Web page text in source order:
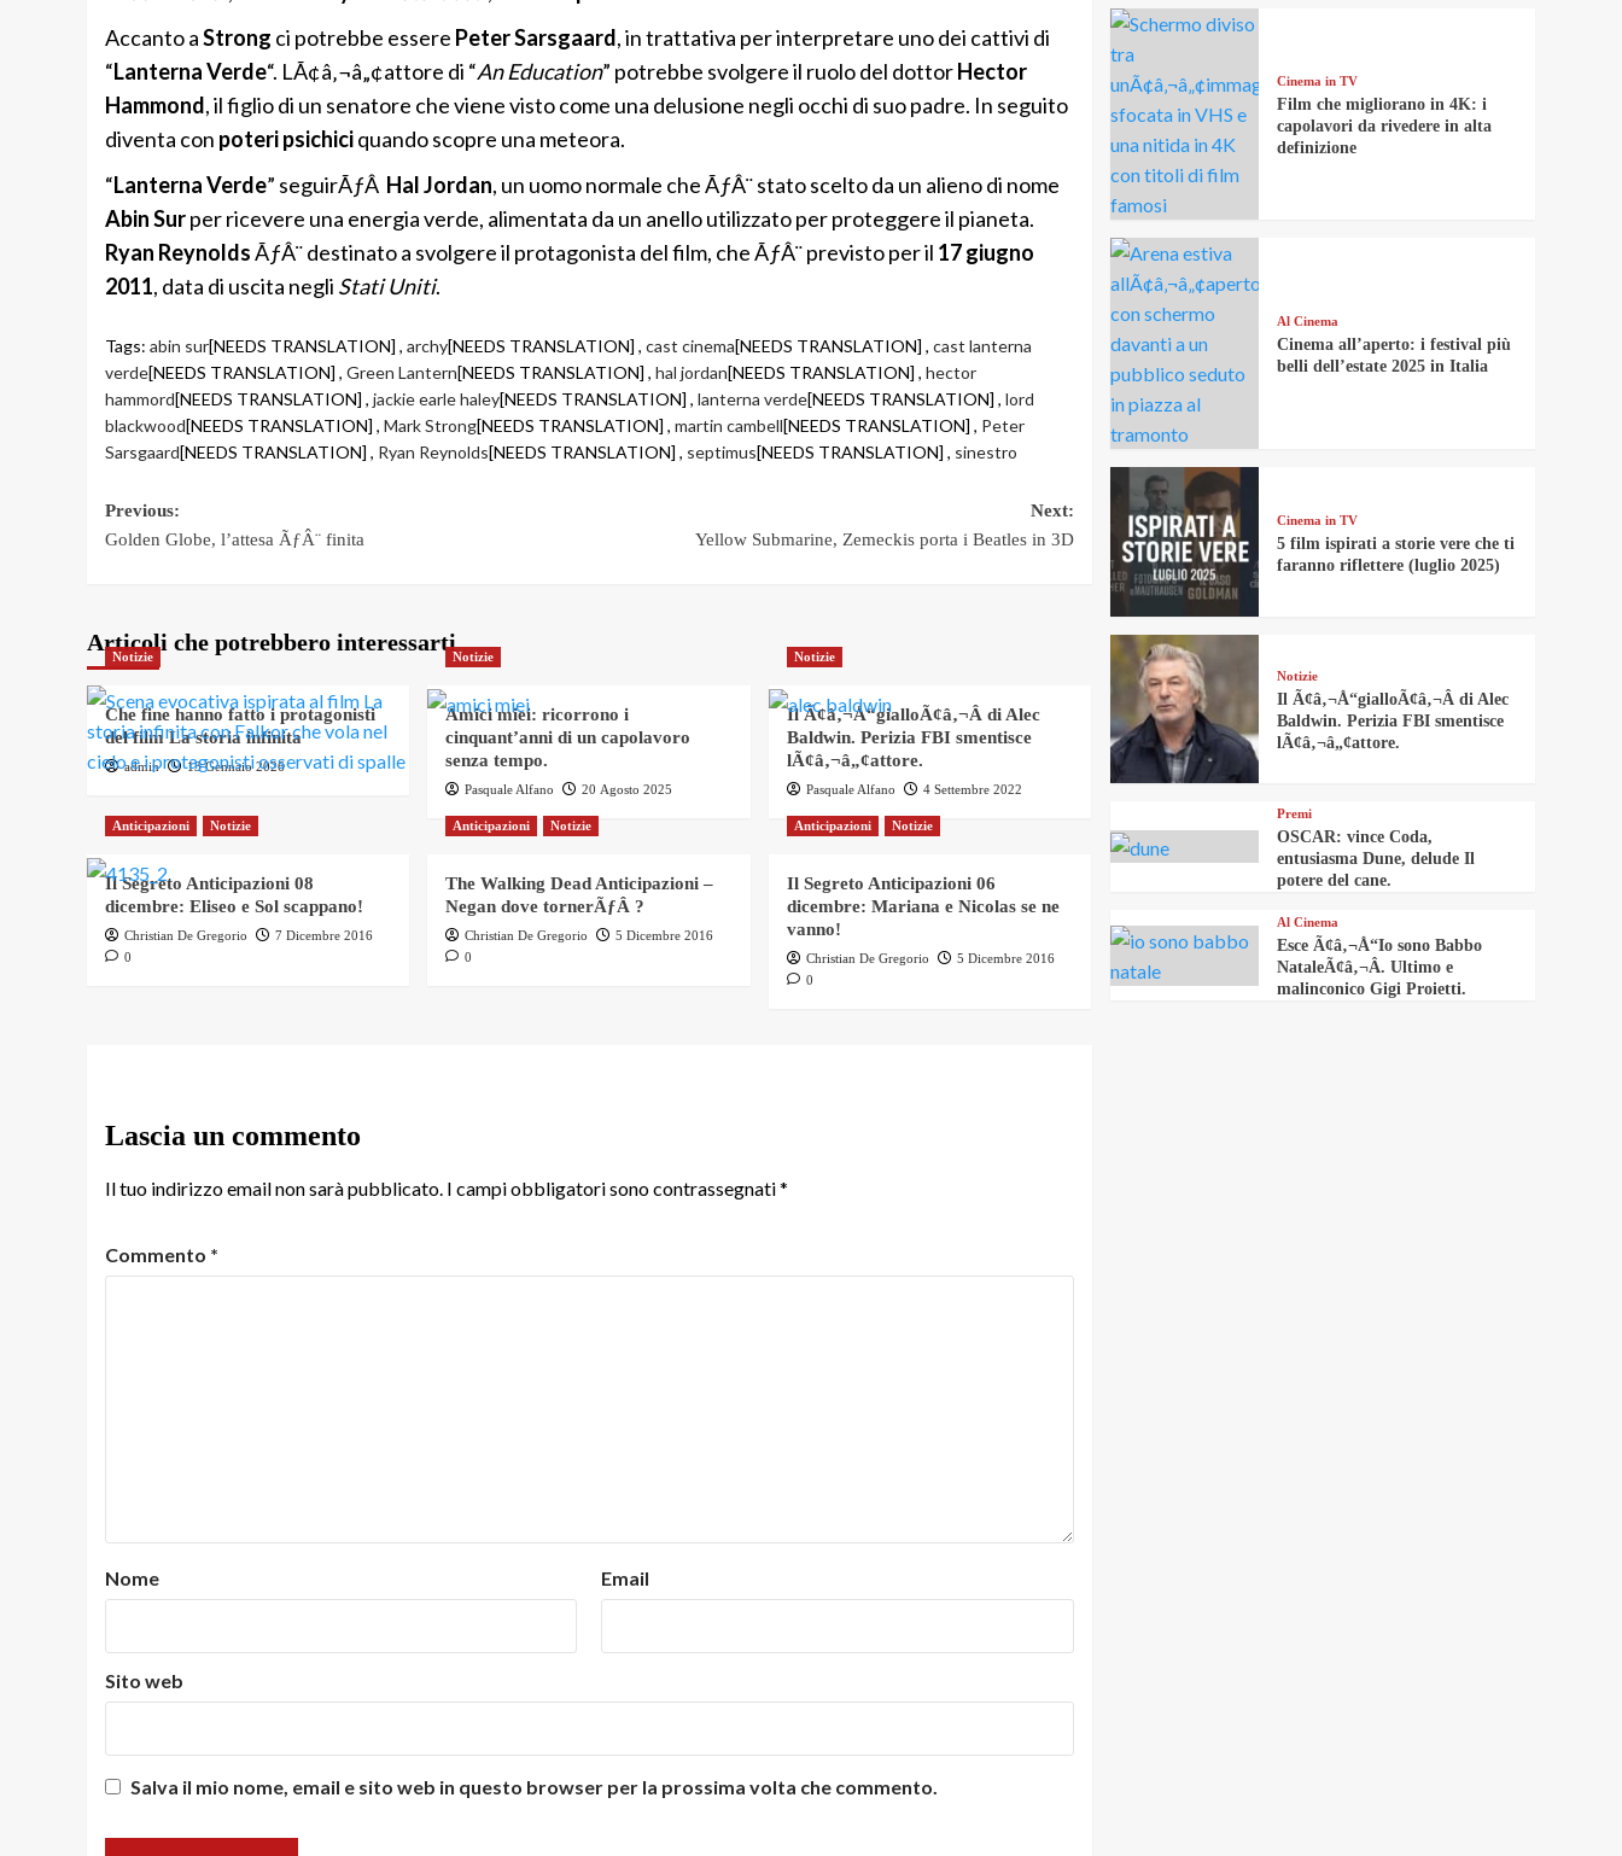
Accanto aStrong ci potrebbe essere Peter Sarsgaard, in trattativa per interpretare uno dei cattivi di
“Lanterna Verde“. LÃ¢â‚¬â„¢attore di “An Education” potrebbe svolgere il ruolo del dottorHector
Hammond, il figlio di un senatore che viene visto come una delusione negli occhi di suo padre. In seguito
diventa con poteri psichiciquando scopre una meteora.
“Lanterna Verde” seguirÃƒÂ Hal Jordan, un uomo normale che ÃƒÂ¨ stato scelto da un alieno di nome
Abin Surper ricevere una energia verde, alimentata da un anello utilizzato per proteggere il pianeta.
Ryan ReynoldsÃƒÂ¨ destinato a svolgere il protagonista del film, che ÃƒÂ¨ previsto per il 17 giugno
2011, data di uscita negli Stati Uniti.
Tags: abin sur[NEEDS TRANSLATION] , archy[NEEDS TRANSLATION] , cast cinema[NEEDS TRANSLATION] , cast lanterna
verde[NEEDS TRANSLATION] , Green Lantern[NEEDS TRANSLATION] , hal jordan[NEEDS TRANSLATION] , hector
hammord[NEEDS TRANSLATION] , jackie earle haley[NEEDS TRANSLATION] , lanterna verde[NEEDS TRANSLATION] , lord
blackwood[NEEDS TRANSLATION] , Mark Strong[NEEDS TRANSLATION] , martin cambell[NEEDS TRANSLATION] , Peter
Sarsgaard[NEEDS TRANSLATION] , Ryan Reynolds[NEEDS TRANSLATION] , septimus[NEEDS TRANSLATION] , sinestro
Post
Previous:
Golden Globe, l’attesa ÃƒÂ¨ finita
Next:
Yellow Submarine, Zemeckis porta i Beatles in 3D
Articoli che potrebbero interessarti
Notizie
Che fine hanno fatto i protagonisti
del film La storia infinita
admin 13 Gennaio 2026
Notizie
Amici miei: ricorrono i
cinquant’anni di un capolavoro
senza tempo.
Pasquale Alfano 20 Agosto 2025
Notizie
Il Ã¢â‚¬Å“gialloÃ¢â‚¬Â di Alec
Baldwin. Perizia FBI smentisce
lÃ¢â‚¬â„¢attore.
Pasquale Alfano 4 Settembre 2022
Anticipazioni Notizie
Il Segreto Anticipazioni 08
dicembre: Eliseo e Sol scappano!
Christian De Gregorio
7 Dicembre 2016
0
Anticipazioni Notizie
The Walking Dead Anticipazioni –
Negan dove tornerÃƒÂ ?
Christian De Gregorio
5 Dicembre 2016
0
Anticipazioni Notizie
Il Segreto Anticipazioni 06
dicembre: Mariana e Nicolas se ne
vanno!
Christian De Gregorio
5 Dicembre 2016
0
Lascia un commento
Il tuo indirizzo email non sarà pubblicato. I campi obbligatori sono contrassegnati*
Commento *
Nome Email
Sito web
Salva il mio nome, email e sito web in questo browser per la prossima volta che commento.
Cinema in TV
Film che migliorano in 4K: i
capolavori da rivedere in alta
definizione
Al Cinema
Cinema all’aperto: i festival più
belli dell’estate 2025 in Italia
Cinema in TV
5 film ispirati a storie vere che ti
faranno riflettere (luglio 2025)
Notizie
Il Ã¢â‚¬Å“gialloÃ¢â‚¬Â di Alec
Baldwin. Perizia FBI smentisce
lÃ¢â‚¬â„¢attore.
Premi
OSCAR: vince Coda,
entusiasma Dune, delude Il
potere del cane.
Al Cinema
Esce Ã¢â‚¬Å“Io sono Babbo
NataleÃ¢â‚¬Â. Ultimo e
malinconico Gigi Proietti.